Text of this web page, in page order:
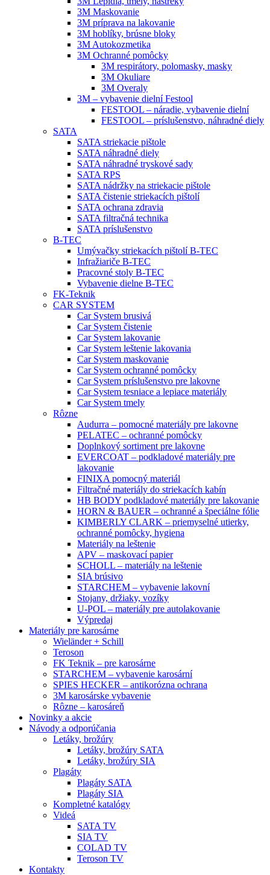
3M Maskovanie
3M príprava na lakovanie
3M hoblíky, brúsne bloky
3M Autokozmetika
3M Ochranné pomôcky
3M respirátory, polomasky, masky
3M Okuliare
3M Overaly
3M – vybavenie dielní Festool
FESTOOL – náradie, vybavenie dielní
FESTOOL – príslušenstvo, náhradné diely
SATA
SATA striekacie pištole
SATA náhradné diely
SATA náhradné tryskové sady
SATA RPS
SATA nádržky na striekacie pištole
SATA čistenie striekacích pištolí
SATA ochrana zdravia
SATA filtračná technika
SATA príslušenstvo
B-TEC
Umývačky striekacích pištolí B-TEC
Infražiariče B-TEC
Pracovné stoly B-TEC
Vybavenie dielne B-TEC
FK-Teknik
CAR SYSTEM
Car System brusivá
Car System čistenie
Car System lakovanie
Car System leštenie lakovania
Car System maskovanie
Car System ochranné pomôcky
Car System príslušenstvo pre lakovne
Car System tesniace a lepiace materiály
Car System tmely
Rôzne
Audurra – pomocné materiály pre lakovne
PELATEC – ochranné pomôcky
Doplnkový sortiment pre lakovne
EVERCOAT – podkladové materiály pre
lakovanie
FINIXA pomocný materiál
Filtračné materiály do striekacích kabín
HB BODY podkladové materiály pre lakovanie
HORN & BAUER – ochranné a špeciálne fólie
KIMBERLY CLARK – priemyselné utierky,
ochranné pomôcky, hygiena
Materiály na leštenie
APV – maskovací papier
SCHOLL – materiály na leštenie
SIA brúsivo
STARCHEM – vybavenie lakovní
Stojany, držiaky, vozíky
U-POL – materiály pre autolakovanie
Výpredaj
Materiály pre karosárne
Wieländer + Schill
Teroson
FK Teknik – pre karosárne
STARCHEM – vybavenie karosární
SPIES HECKER – antikorózna ochrana
3M karosárske vybavenie
Rôzne – karosáreň
Novinky a akcie
Návody a odporúčania
Letáky, brožúry
Letáky, brožúry SATA
Letáky, brožúry SIA
Plagáty
Plagáty SATA
Plagáty SIA
Kompletné katalógy
Videá
SATA TV
SIA TV
COLAD TV
Teroson TV
Kontakty